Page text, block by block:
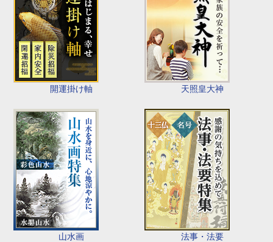
開運掛け軸 天照皇大神
山水画 法事・法要